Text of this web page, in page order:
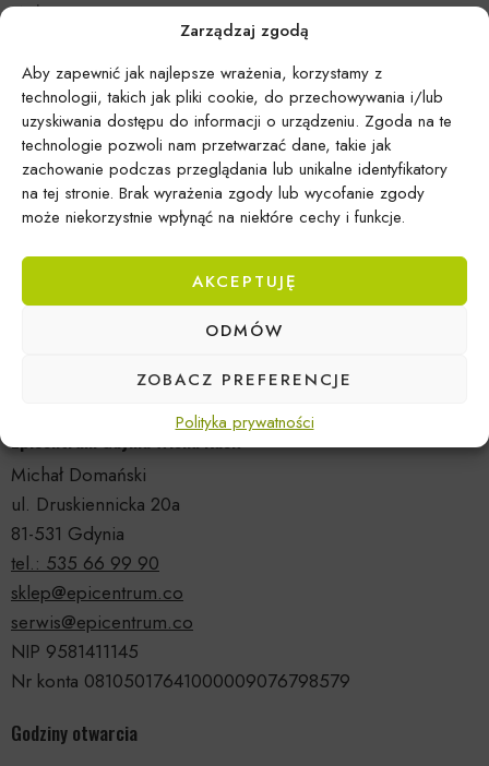
Zarządzaj zgodą
Aby zapewnić jak najlepsze wrażenia, korzystamy z
technologii, takich jak pliki cookie, do przechowywania i/lub
uzyskiwania dostępu do informacji o urządzeniu. Zgoda na te
technologie pozwoli nam przetwarzać dane, takie jak
zachowanie podczas przeglądania lub unikalne identyfikatory
na tej stronie. Brak wyrażenia zgody lub wycofanie zgody
może niekorzystnie wpłynąć na niektóre cechy i funkcje.
AKCEPTUJĘ
ODMÓW
ZOBACZ PREFERENCJE
Polityka prywatności
Marka:KROSS
ROWER KROSS 24′ LEVEL
6.0 CZARNY/SZARY
Epicentrum Gdynia Wielki Kack
Michał Domański
ul. Druskiennicka 20a
81-531 Gdynia
tel.: 535 66 99 90
sklep@epicentrum.co
serwis@epicentrum.co
NIP 9581411145
Nr konta 08105017641000009076798579
Godziny otwarcia